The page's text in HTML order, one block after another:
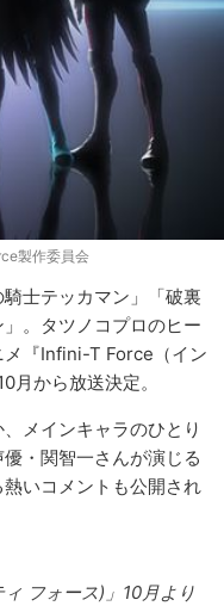
製作委員会
騎士テッカマン」「破裏
。タツノコプロのヒー
メ『Infini-T Force（イン
月から放送決定。
メインキャラのひとり
・関智一さんが演じる
いコメントも公開され
フォース)」10月より